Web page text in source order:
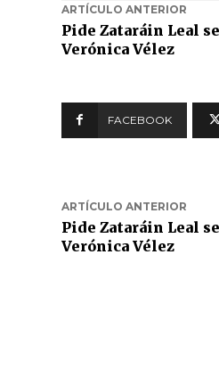
ARTÍCULO ANTERIOR
Pide Zataráin Leal
Verónica Vélez
FACEBOOK
ARTÍCULO ANTERIOR
Pide Zataráin Leal
Verónica Vélez